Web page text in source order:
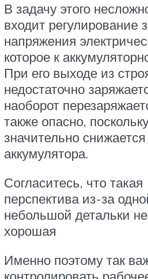
В задачу этого
входит регулирование
напряжения
которое к
При его выходе из
недостаточно
наоборот
также опасно,
значительно
аккумулятора.
Согласитесь, что такая
перспектива из-за
небольшой детальки
хорошая
Именно поэтому так